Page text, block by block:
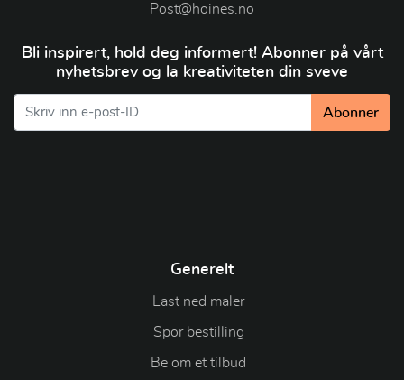
Post@hoines.no
Bli inspirert, hold deg informert! Abonner på vårt
nyhetsbrev og la kreativiteten din sveve
Abonner
Generelt
Last ned maler
Spor bestilling
Be om et tilbud